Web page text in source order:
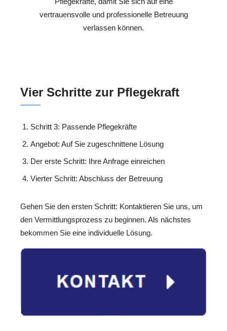
vertrauensvolle und professionelle Betreuung
verlassen können.
Vier Schritte zur Pflegekraft
Schritt 3: Passende Pflegekräfte
Angebot: Auf Sie zugeschnittene Lösung
Der erste Schritt: Ihre Anfrage einreichen
Vierter Schritt: Abschluss der Betreuung
Gehen Sie den ersten Schritt: Kontaktieren Sie uns, um
den Vermittlungsprozess zu beginnen. Als nächstes
bekommen Sie eine individuelle Lösung.